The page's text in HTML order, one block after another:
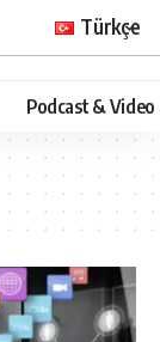
Türkçe
Podcast & Video